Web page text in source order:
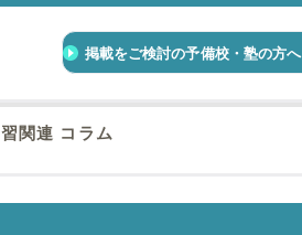
掲載をご検討の予備校・塾の方へ
関連 コラム